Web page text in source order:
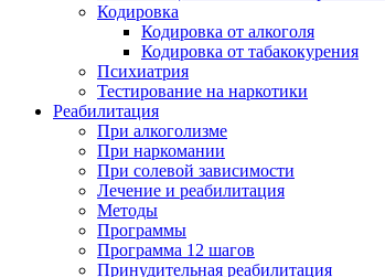
Кодировка
Кодировка от алкоголя
Кодировка от табакокурения
Психиатрия
Тестирование на наркотики
Реабилитация
При алкоголизме
При наркомании
При солевой зависимости
Лечение и реабилитация
Методы
Программы
Программа 12 шагов
Принудительная реабилитация